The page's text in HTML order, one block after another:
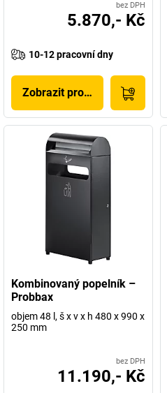
bez DPH
5.870,- Kč
10-12 pracovní dny
Zobrazit produkt
Kombinovaný popelník –
Probbax
objem 48 l, š x v x h 480 x 990 x
250 mm
bez DPH
11.190,- Kč